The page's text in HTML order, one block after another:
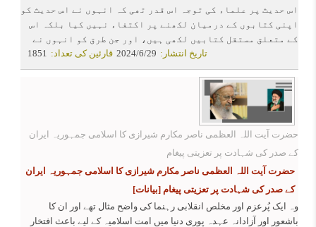
اس حدیث پر علماء کی توجہ اس قدر تھی کہ انہوں نے اس حدیث کو
اپنی کتابوں کے درمیان لکھنے پر اکتفاء نہیں کیا بلکہ اس
کے متعلق مستقل کتابیں لکھی ہیں، اور جن طرق کو انہوں نے
صحیح سمجھا ہے ان طرق کو معین کیا ہے ، انہوں نے یہ کام اس
لئے انجام دیا تاکہ اس حدیث کو تحریف اور نابودی سے محفوظ
کرسکیں، ان میں سے بعض علماء کے نام مندرجہ ذیل ہیں :
1851 قارئین کی تعداد: 2024/6/29 تاریخ انتشار:
حضرت آیت اللہ العظمی ناصر مکارم شیرازی کا اسلامی جمہوریہ ایران
کے صدر کی شہادت پر تعزیتی پیغام
حضرت آیت اللہ العظمی ناصر مکارم شیرازی کا اسلامی جمہوریہ ایران
کے صدر کی شہادت پر تعزیتی پیغام [بیانات]
وہ ایک پُرعزم اور مخلص انقلابی رہنما کی واضح مثال تھے اور ان کا
باشعور اور آزادانہ عہدہ پوری دنیا میں امت اسلامیہ کے لیے باعث افتخار